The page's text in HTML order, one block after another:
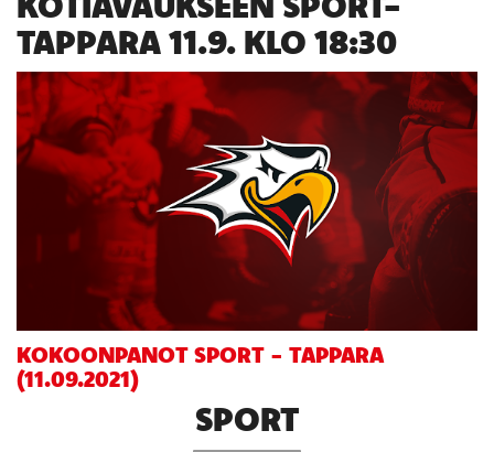
TAPPARA 11.9. KLO 18:30
KOKOONPANOT SPORT - TAPPARA
(11.09.2021)
SPORT